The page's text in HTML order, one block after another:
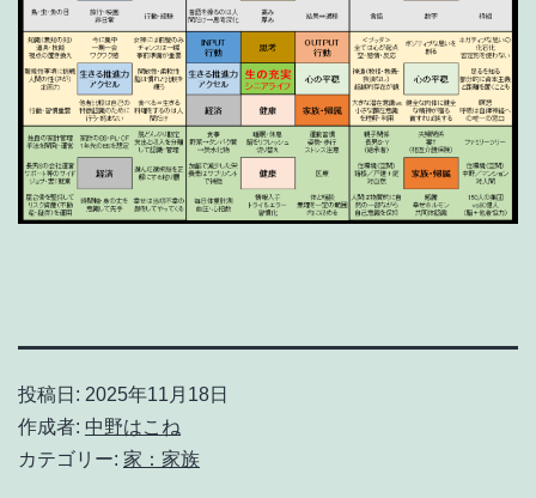
投稿日: 2025年11月18日
作成者: 中野はこね
カテゴリー: 家：家族